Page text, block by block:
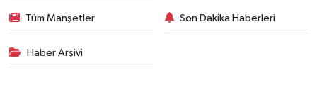
Tüm Manşetler Son Dakika Haberleri
Haber Arşivi